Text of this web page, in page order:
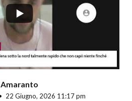
Amaranto
22 Giugno, 2026 11:17 pm